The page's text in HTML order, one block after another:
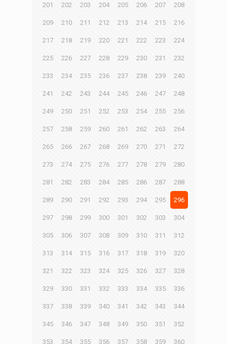
201 202 203 204 205 206 207 208
209 210 211 212 213 214 215 216
217 218 219 220 221 222 223 224
225 226 227 228 229 230 231 232
233 234 235 236 237 238 239 240
241 242 243 244 245 246 247 248
249 250 251 252 253 254 255 256
257 258 259 260 261 262 263 264
265 266 267 268 269 270 271 272
273 274 275 276 277 278 279 280
281 282 283 284 285 286 287 288
289 290 291 292 293 294 295 296
297 298 299 300 301 302 303 304
305 306 307 308 309 310 311 312
313 314 315 316 317 318 319 320
321 322 323 324 325 326 327 328
329 330 331 332 333 334 335 336
337 338 339 340 341 342 343 344
345 346 347 348 349 350 351 352
353 354 355 356 357 358 359 360